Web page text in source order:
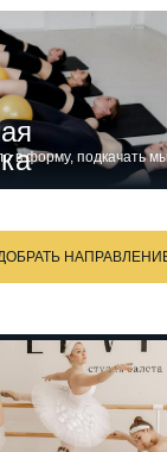
в форму, подкачать